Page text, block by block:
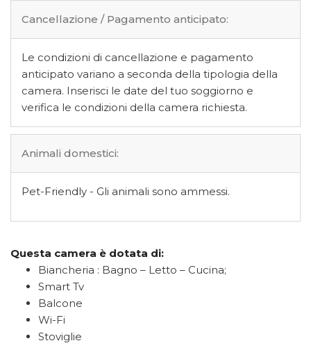
Cancellazione / Pagamento anticipato:
Le condizioni di cancellazione e pagamento
anticipato variano a seconda della tipologia della
camera. Inserisci le date del tuo soggiorno e
verifica le condizioni della camera richiesta.
Animali domestici:
Pet-Friendly - Gli animali sono ammessi.
Questa camera è dotata di:
Biancheria : Bagno – Letto – Cucina;
Smart Tv
Balcone
Wi-Fi
Stoviglie